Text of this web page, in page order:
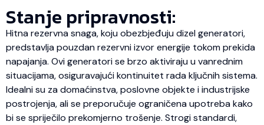
Stanje pripravnosti:
Hitna rezervna snaga, koju obezbjeđuju dizel generatori,
predstavlja pouzdan rezervni izvor energije tokom prekida
napajanja. Ovi generatori se brzo aktiviraju u vanrednim
situacijama, osiguravajući kontinuitet rada ključnih sistema.
Idealni su za domaćinstva, poslovne objekte i industrijske
postrojenja, ali se preporučuje ograničena upotreba kako
bi se spriječilo prekomjerno trošenje. Strogi standardi,